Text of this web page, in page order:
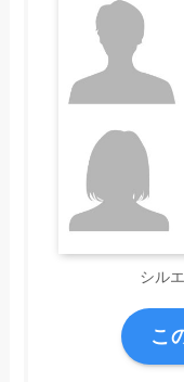
シル
こ